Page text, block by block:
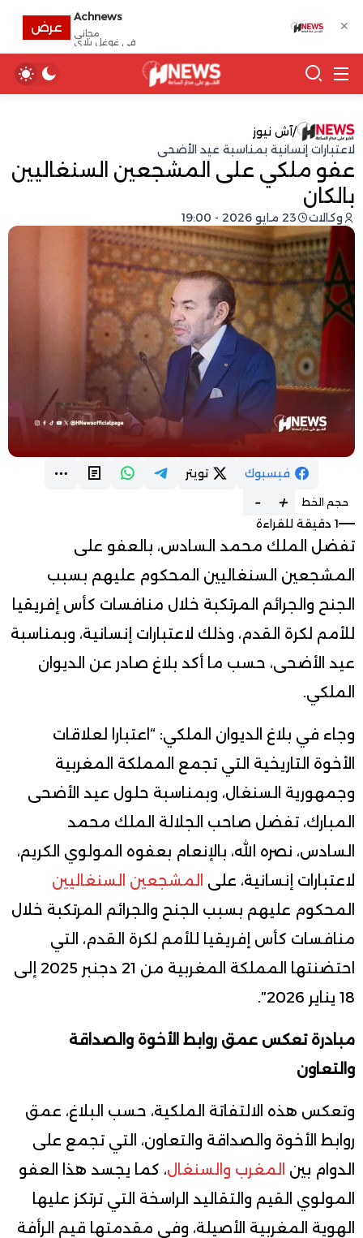
/آش نيوز
لاعتبارات إنسانية بمناسبة عيد الأضحى
عفو ملكي على المشجعين السنغاليين
بالكان
وكالات 23 مايو 2026 - 19:00
فيسبوك تويتر
حجم الخط +
-
1 دقيقة للقراءة
تفضل الملك محمد السادس، بالعفو على
المشجعين السنغاليين المحكوم عليهم بسبب
الجنح والجرائم المرتكبة خلال منافسات كأس إفريقيا
للأمم لكرة القدم، وذلك لاعتبارات إنسانية، وبمناسبة
عيد الأضحى، حسب ما أكد بلاغ صادر عن الديوان
الملكي.
وجاء في بلاغ الديوان الملكي: “اعتبارا لعلاقات
الأخوة التاريخية التي تجمع المملكة المغربية
وجمهورية السنغال، وبمناسبة حلول عيد الأضحى
المبارك، تفضل صاحب الجلالة الملك محمد
السادس، نصره الله، بالإنعام بعفوه المولوي الكريم،
لاعتبارات إنسانية، على المشجعين السنغاليين
المحكوم عليهم بسبب الجنح والجرائم المرتكبة خلال
منافسات كأس إفريقيا للأمم لكرة القدم، التي
احتضنتها المملكة المغربية من 21 دجنبر 2025 إلى
18 يناير 2026″.
مبادرة تعكس عمق روابط الأخوة والصداقة
والتعاون
وتعكس هذه الالتفاتة الملكية، حسب البلاغ، عمق
روابط الأخوة والصداقة والتعاون، التي تجمع على
الدوام بين المغرب والسنغال، كما يجسد هذا العفو
المولوي القيم والتقاليد الراسخة التي ترتكز عليها
الهوية المغربية الأصيلة، وفي مقدمتها قيم الرأفة
✕
Achnews
مجانى
في غوغل بلاي
عرض